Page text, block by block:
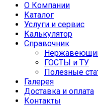
О Компании
Каталог
Услуги и сервис
Калькулятор
Справочник
ГОСТЫ и ТУ
Полезные
Галерея
Доставка и оплата
Контакты